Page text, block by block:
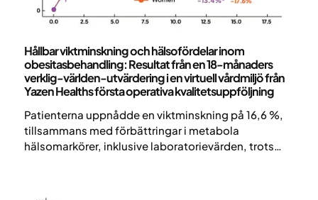
Hållbar viktminskning och hälsofördelar inom
obesitasbehandling: Resultat från en 18-månaders
verklig-världen-utvärdering i en virtuell vårdmiljö från
Yazen Healths första operativa kvalitetsuppföljning
Patienterna uppnådde en viktminskning på 16,6 %,
tillsammans med förbättringar i metabola
hälsomarkörer, inklusive laboratorievärden, trots